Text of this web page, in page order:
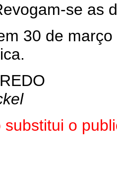
se as
de março
o